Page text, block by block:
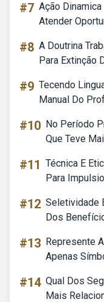
#7 Ação
Atender
#8 A Doutrina
Para Extinção
#9 Tecendo
Manual Do
#10 No Período
Que Teve
#11 Técnica E
Para
#12 Seletividade
Dos
#13 Represente
Apenas
#14 Qual Dos
Mais